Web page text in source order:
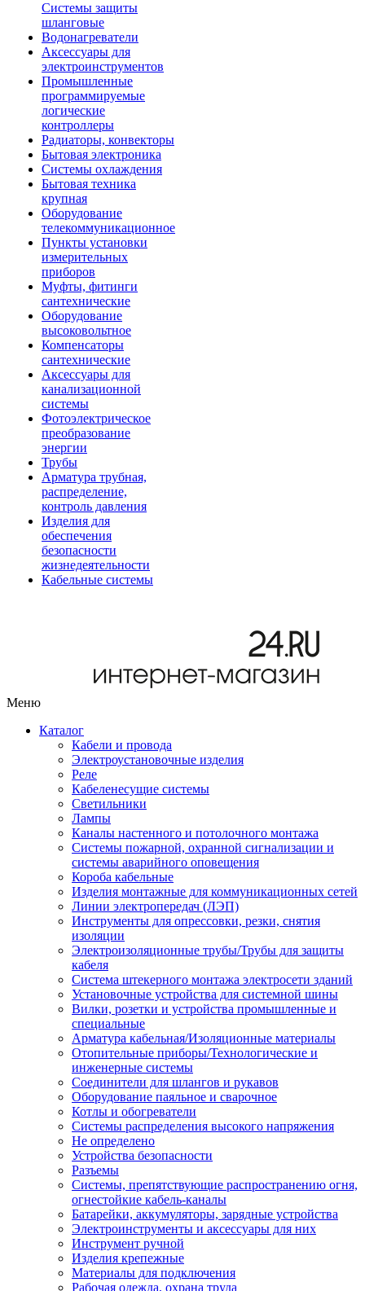
Системы защиты
шланговые
Водонагреватели
Аксессуары для
электроинструментов
Промышленные
программируемые
логические
контроллеры
Радиаторы, конвекторы
Бытовая электроника
Системы охлаждения
Бытовая техника
крупная
Оборудование
телекоммуникационное
Пункты установки
измерительных
приборов
Муфты, фитинги
сантехнические
Оборудование
высоковольтное
Компенсаторы
сантехнические
Аксессуары для
канализационной
системы
Фотоэлектрическое
преобразование
энергии
Трубы
Арматура трубная,
распределение,
контроль давления
Изделия для
обеспечения
безопасности
жизнедеятельности
Кабельные системы
Меню
Каталог
Кабели и провода
Электроустановочные изделия
Реле
Кабеленесущие системы
Светильники
Лампы
Каналы настенного и потолочного монтажа
Системы пожарной, охранной сигнализации и
системы аварийного оповещения
Короба кабельные
Изделия монтажные для коммуникационных сетей
Линии электропередач (ЛЭП)
Инструменты для опрессовки, резки, снятия
изоляции
Электроизоляционные трубы/Трубы для защиты
кабеля
Система штекерного монтажа электросети зданий
Установочные устройства для системной шины
Вилки, розетки и устройства промышленные и
специальные
Арматура кабельная/Изоляционные материалы
Отопительные приборы/Технологические и
инженерные системы
Соединители для шлангов и рукавов
Оборудование паяльное и сварочное
Котлы и обогреватели
Системы распределения высокого напряжения
Не определено
Устройства безопасности
Разъемы
Системы, препятствующие распространению огня,
огнестойкие кабель-каналы
Батарейки, аккумуляторы, зарядные устройства
Электроинструменты и аксессуары для них
Инструмент ручной
Изделия крепежные
Материалы для подключения
Рабочая одежда, охрана труда